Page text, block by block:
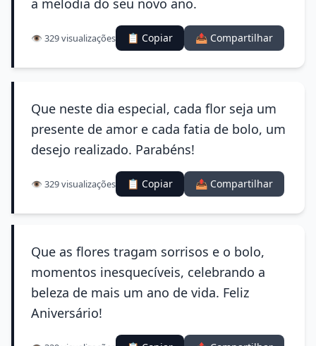
a melodia do seu novo ano.
👁️ 329 visualizações 📋 Copiar 📤 Compartilhar
Que neste dia especial, cada flor seja um
presente de amor e cada fatia de bolo, um
desejo realizado. Parabéns!
👁️ 329 visualizações 📋 Copiar 📤 Compartilhar
Que as flores tragam sorrisos e o bolo,
momentos inesquecíveis, celebrando a
beleza de mais um ano de vida. Feliz
Aniversário!